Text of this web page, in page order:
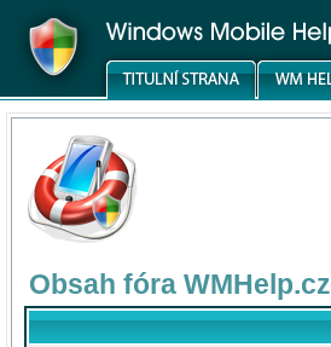
Obsah fóra WMHelp.cz